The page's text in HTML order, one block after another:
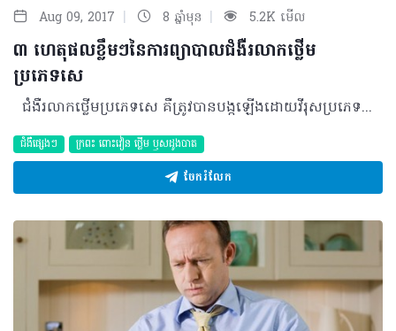
Aug 09, 2017 | 8 ឆ្នាំមុន | 5.2K មើល
៣ ហេតុផលខ្លឹមៗនៃការព្យាបាលជំងឺរលាកថ្លើម
ប្រភេទសេ
ជំងឺរលាកថ្លើមប្រភេទសេ គឺត្រូវបានបង្កឡើងដោយវីរុសប្រភេទសេ ដែលជាទូទៅវាឆ្លងរាលដាលតាមរយៈការប៉ះពាល់ដោយផ្ទាល់ជាមួយឈាមដែលមានផ្ទុកវីរុសនេះ ហើយវាអាចឆ្លងរាលដាលតាមរយៈការរួមភេទ ជាមួយដៃគូ ដែលមានផ្ទុកវីរុស និងពេលម្តាយទៅកូននៅអំឡុងពេលសម្រាល។ មនុស្សភាគច្រើនដែលផ្ទុកវីរុសនេះ គឺមិនមានបង្ហាញឲ្យឃើញរោគសញ្ញាណាមួយនោះទេអស់រយៈពេលជាច្រើនឆ្នាំ។ ប្រសិនបើគាត់មានរោគសញ្ញា គឺគាត់មានអារម្មណ៏ថាគ្រុនផ្តាសាយ ហើយគាត់ក៏អាចមានអាការៈ ឬជំងឺមួយចំនួនកើតព្រមជាមួយ ដូចជាជំងឺខាន់លឿនដែលធ្វើឲ្យស្បែក និងភ្នែកឡើងលឿង ឬលាកមពណ៌ស។ ដើម្បីស្រាយបំភ្លឺ និងផ្តល់ជាចំណេះដឹង ទាក់ទិននឹងជំងឺរលាកថ្លើមប្រភេទសេ លោកវេជ្ជបណ្ឌិត ឆាយ គឹមប៉ាវ ឯកទេសថ្លើម ក្រពះ ពោះវៀន និងជាប្រធានផ្នែកក្រពះ ពោះវៀននៅមន្ទីរពេទ្យមិត្តភាពខ្មែរ-សូវៀត ផ្តល់កិត្តិយសដល់ហេលស៍ថាម ដើម្បីបកស្រាយពីស្ថានភាពទូទៅនៃជំងឺនេះដូចខាងក្រោម ៖ ហេតុអ្វីត្រូវព្យាបាល?មានហេតុផលចំនួន៣ ដែលត្រូវព្យាបាលអ្នកជំងឺរលាកថ្លើមរ៉ាំរ៉ៃប្រភេទសេ 1. ការពារថ្លើមរបស់អ្នក 2. ការពារសុខភាពរបស់អ្នក 3. ដើម្បីក្រុមគ្រួសាររបស់អ្នក និងមនុស្សជុំវិញខ្លួន។ ថ្លើម គឺជាសរីរាង្គដែលសំខាន់សម្រាប់ជីវិត បើសិនជាថ្លើមខូចនោះជីវិតនឹងបាត់បង់។ វីរុសនៃជំងឺរលាកថ្លើមសេជាសត្រូវដ៏ស្ងៀមស្ងាត់របស់ថ្លើមអ្នក។ វាបង្កឲ្យថ្លើមខូចដោយអ្នកជំងឺមិនចាប់អារម្មណ៏ថាខ្លួនឈឺ។ ដូច្នេះ ការព្យាបាលជំងឺនេះពិតជាមានឱកាស ឲ្យចៀសផុតពីការវិវត្តន៍របស់ថ្លើមទៅជាក្រិន និងមហារីក។ ទោះបីការព្យាបាលមានរយៈពេលយូរ និងមានផលវិបាកខ្លះក៏ប៉ុន្តែវាឆ្លើយតបនឹងហេតុផលសំខាន់ខាងលើនេះ ៖ ១. ការពារថ្លើមរបស់អ្នក វីរុសនៃជំងឺរលាកថ្លើមប្រភេទសេ រីកលូតលាស់ក្នុងថ្លើម ហើយវាបង្កឲ្យមានប្រតិកម្មរលាក។ ការស្ថិតនៅនៃវីរុសជាមួយប្រតិកម្មរលាកយូរអង្វែងដោយវីរុសគ្មានរោគសសញ្ញាបង្កឲ្យមានការប្រែប្រួលម្តងៗ នៃរចនាសម្ព័ន្ធកោសិកាថ្លើម និងបង្កឲ្យមានសន្លាកដែលហៅថា សរសៃក្រិន ឬភាពក្រិន។ ការវិវត្តន៍នៃជំងឺនេះវាអាចបង្កឲ្យលេចចេញជាដុំ ហើយព័ទ្ធជុំវិញសរសៃក្រិនដែលហៅថា ជំងឺក្រិនថ្លើម។ ក្នុងករណីនេះ ការវិវត្តន៍ពីភាពក្រិនទៅជាជំងឺក្រិនថ្លើម អាចប្រព្រឹត្តទៅយ៉ាងឆាប់រហ័សដោយសារពិសារស្រាច្រើន អាយុច្រើន ភេទប្រុស ជំងឺធាត់ពេក ការខ្វះប្រព័ន្ធការពារ ឬមានជំងឺផ្សេងៗទៀតបន្ថែមដូចជា ជំងឺរលាកថ្លើមប្រភេទបេ ឬជំងឺអេដស៍។ ក្នុង៣០%នៃជំងឺក្រិនថ្លើម អាចវិវត្តន៍ទៅរកជំងឺមហារីកក្នុងរយៈពេលវែង ឬមិនវែង។ ជំងឺរលាកថ្លើមសេ អាចធ្វើឲ្យថ្លើមខូចខាត វាជាសត្រូវដ៏ស្ងៀមស្ងាត់រហូតដល់អ្នកមិនចាប់អារម្មណ៍ថាឈឺ។ បើមិនព្យាបាលទេ ប្រព័ន្ធការពារយើងមិនអាចកម្ចាត់វីរុសនេះបានទេ។ ដូច្នេះ ការព្យាបាលគឺពិតជាអាចឲ្យយើង មានឱកាសការពារថ្លើមរបស់អ្នក។ ២.ការពារសុខភាពអ្នក ជំងឺរលាកថ្លើមរ៉ាំរ៉ៃប្រភេទសេ នឹងធ្វើឲ្យអ្នកមានសុខភាពមិនល្អ និងបាត់បង់គុណភាពជីវិត បើសិនថ្លើមវិវត្តន៍ទៅរកជំងឺក្រិន ឬមហារីកថ្លើមខាងមុខ។ ការព្យាបាលជំងឺរលាកថ្លើមសេ គឺងាចកម្ចាត់វីរុសបានអស់ និងជាសះស្បើយ។ ឱកាសនៃការជាសះស្បើយពឹងផ្អែកទៅលើ៖ ·ប្រភេទមេរោគ ·ចំនួនមេរោគ ·សភាពថ្លើមមុនពេលព្យាបាល ·អាយុ ឬរយៈពេលឆ្លង ·កត្តាដែលបង្កនូវគ្រោះថ្នាក់ នៃការវិវត្តន៍ជំងឺរបស់អ្នកជំងឺម្នាក់ៗ (ដូចជា​ផឹកស្រា អ្នកផ្ទុកវីរុសរលាកថ្លើមបេ ឬអេដស៍ ជាមួយ ។ល។) ។ ៣.ដើម្បីក្រុមគ្រួសាររបស់អ្នក និងមនុស្សជុំវិញខ្លួនអ្នក បើសិនគ្មានការព្យាបាល អ្នកនៅតែជាអ្នកផ្ទុកវីរុសហើយអ្នក នឹងអាចបន្តគ្រោះថ្នាក់ចម្លងមេរោគនេះទៅអ្នកដទៃ។ គ្រោះថ្នាក់នេះវាមានក្នុងជីវិតរស់នៅប្រចាំថ្ងៃដែលជួនកាលវាបង្កឡើងដោយសារប៉ះពាល់សំភារៈ ដែលមានប្រឡាក់ដោយឈាមដូចជា ច្រាសដុសធ្មេញ ឡាមកោរពុកមាត់ កន្រ្តៃកាត់ក្រចក ម្ចុល កន្ត្រៃ ឬរបយសពេលគ្រោះថ្នាក់ផ្សេងៗ។ ជាមួយការព្យាបាល អ្នកអាចកម្ចាត់មេរោគពីរាងកាយអ្នក​និងជាសះស្បើយ ហើយអ្នកមិនមែនជាអ្នកចម្លងមេរោគទៀតឡើយ។ បើសិនគ្រូពេទ្យរបស់អ្នកសំណូមពរនូវការព្យាបាលដល់អ្នក ពេលវេលាសម្រាប់ពិចារណា គឺចាំបាច់បំផុតសម្រាប់រៀបចំខ្លួនឲ្យបានល្អ៕ © 2017 រក្សាសិទ្ធិគ្រប់យ៉ាងដោយ Healthtime Corporation ចំពោះគ្រប់អត្ថបទដោយគ្មានផ្នែកណាមួយត្រូវបោះពុម្ពផ្សាយចូលប្រព័ន្ធអ៊ីនធឺណែត ឧបករណ៍អេឡិចត្រូនិក អាត់ជាសំឡេងឬថតចំលងគ្រប់រូបភាពដោយគ្មានការអនុញ្ញាតឡើយ​
ជំងឺផ្សេងៗ ក្រពះ​ ពោះវៀន​ ថ្លើម ឫសដូងបាត
ចែករំលែក